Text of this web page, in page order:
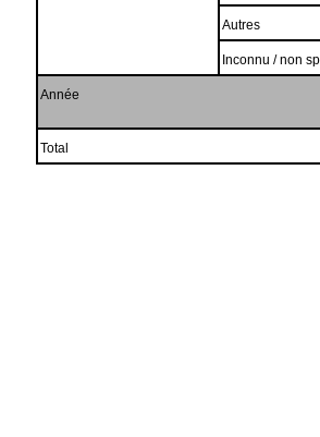
Autres
Inconnu / non
Année
Total